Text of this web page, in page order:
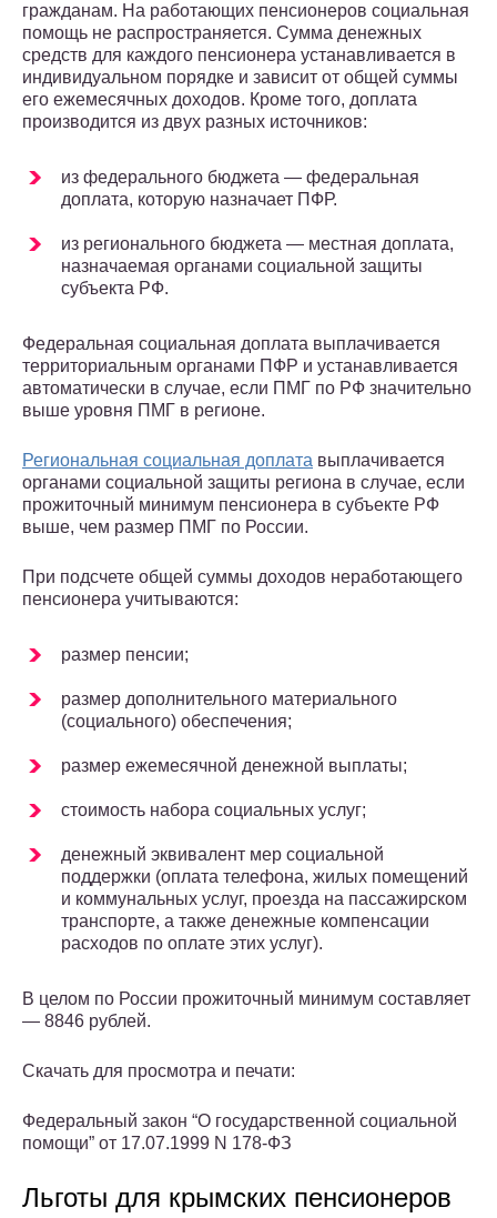
гражданам. На работающих пенсионеров социальная
помощь не распространяется. Сумма денежных
средств для каждого пенсионера устанавливается в
индивидуальном порядке и зависит от общей суммы
его ежемесячных доходов. Кроме того, доплата
производится из двух разных источников:
из федерального бюджета — федеральная
доплата, которую назначает ПФР.
из регионального бюджета — местная доплата,
назначаемая органами социальной защиты
субъекта РФ.
Федеральная социальная доплата выплачивается
территориальным органами ПФР и устанавливается
автоматически в случае, если ПМГ по РФ значительно
выше уровня ПМГ в регионе.
Региональная социальная доплата выплачивается
органами социальной защиты региона в случае, если
прожиточный минимум пенсионера в субъекте РФ
выше, чем размер ПМГ по России.
При подсчете общей суммы доходов неработающего
пенсионера учитываются:
размер пенсии;
размер дополнительного материального
(социального) обеспечения;
размер ежемесячной денежной выплаты;
стоимость набора социальных услуг;
денежный эквивалент мер социальной
поддержки (оплата телефона, жилых помещений
и коммунальных услуг, проезда на пассажирском
транспорте, а также денежные компенсации
расходов по оплате этих услуг).
В целом по России прожиточный минимум составляет
— 8846 рублей.
Скачать для просмотра и печати:
Федеральный закон “О государственной социальной
помощи” от 17.07.1999 N 178-ФЗ
Льготы для крымских пенсионеров